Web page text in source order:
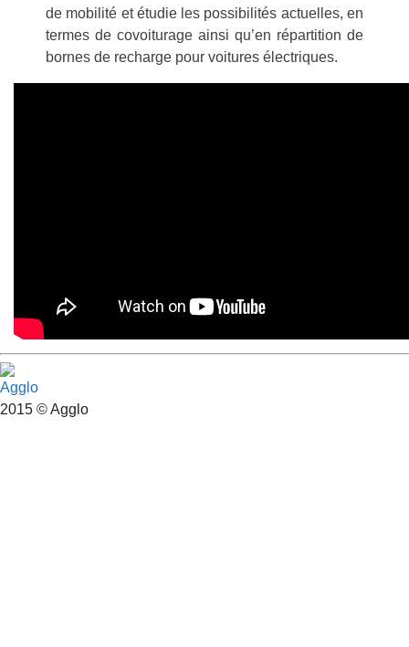
de mobilité et étudie les possibilités actuelles, en
termes de covoiturage ainsi qu’en répartition de
bornes de recharge pour voitures électriques.
2015 © Agglo